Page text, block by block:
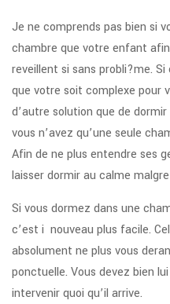
Je ne comprends pas bien si
chambre que votre enfant
reveillent si sans probli?me.
que votre soit complexe pour
d’autre solution que de
vous n’avez qu’une seule
Afin de ne plus entendre ses
laisser dormir au calme
Si vous dormez dans une
c’est i nouveau plus facile.
absolument ne plus vous
ponctuelle. Vous devez bien
intervenir quoi qu’il arrive.